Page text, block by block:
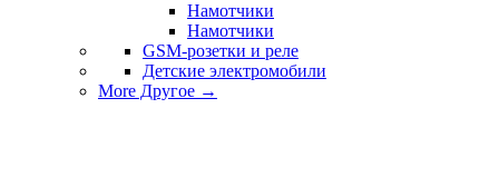
Намотчики
Намотчики
GSM-розетки и реле
Детские электромобили
More Другое →